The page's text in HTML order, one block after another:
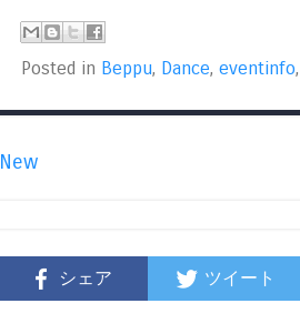
Posted in Beppu, Dance, eventinfo,
New
シェア ツイート